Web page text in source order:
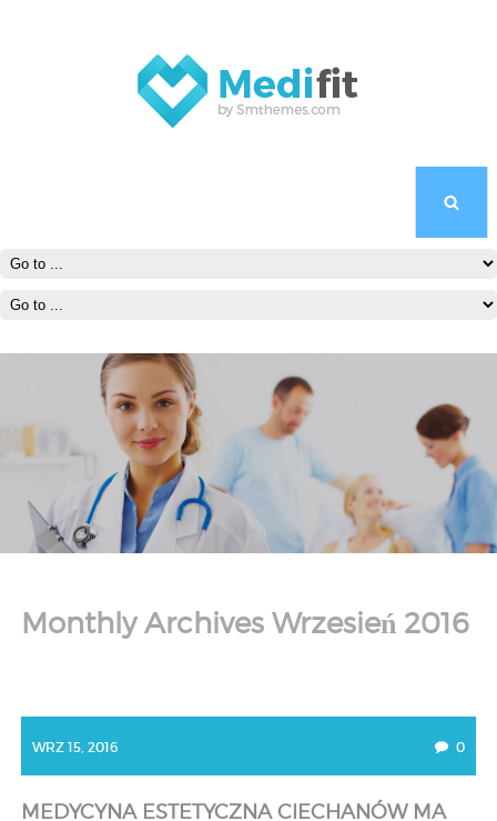
Monthly Archives Wrzesień 2016
WRZ 15, 2016 0
MEDYCYNA ESTETYCZNA CIECHANÓW MA